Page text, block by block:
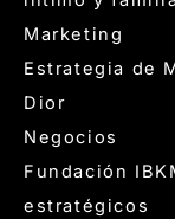
Marketing
Estrategia de
Dior
Negocios
Fundación
estratégicos